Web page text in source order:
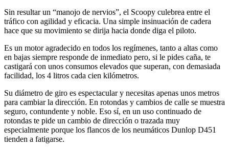
Sin resultar un “manojo de nervios”, el Scoopy culebrea entre el
tráfico con agilidad y eficacia. Una simple insinuación de cadera
hace que su movimiento se dirija hacia donde diga el piloto.
Es un motor agradecido en todos los regímenes, tanto a altas como
en bajas siempre responde de inmediato pero, si le pides caña, te
castigará con unos consumos elevados que superan, con demasiada
facilidad, los 4 litros cada cien kilómetros.
Su diámetro de giro es espectacular y necesitas apenas unos metros
para cambiar la dirección. En rotondas y cambios de calle se muestra
seguro, contundente y noble. Eso sí, en un uso continuado de
rotondas te pide un cambio de dirección o trazada muy
especialmente porque los flancos de los neumáticos Dunlop D451
tienden a fatigarse.